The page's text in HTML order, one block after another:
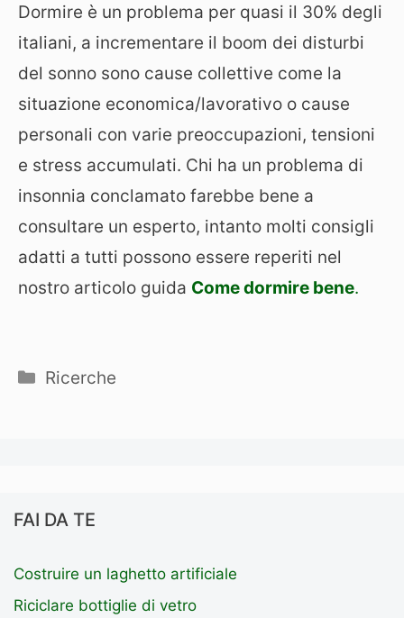
Dormire è un problema per quasi il 30% degli
italiani, a incrementare il boom dei disturbi
del sonno sono cause collettive come la
situazione economica/lavorativo o cause
personali con varie preoccupazioni, tensioni
e stress accumulati. Chi ha un problema di
insonnia conclamato farebbe bene a
consultare un esperto, intanto molti consigli
adatti a tutti possono essere reperiti nel
nostro articolo guida Come dormire bene.
Categorie
Ricerche
FAI DA TE
Costruire un laghetto artificiale
Riciclare bottiglie di vetro